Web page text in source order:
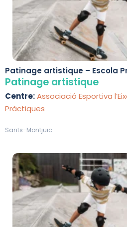
Patinage artistique – Escola
Patinage artistique
Centre:Associació Esportiva
Pràctiques
Sants-Montjuïc